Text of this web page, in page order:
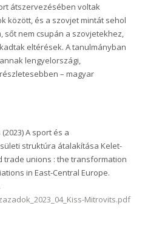
átszervezésében voltak
között, és a szovjet mintát sehol
sőt nem csupán a szovjetekhez,
eltérések. A tanulmányban
lengyelországi,
– magyar
A sport és a
struktúra átalakítása Kelet-
trade unions : the transformation
in East-Central Europe.
Mitrovits.pdf